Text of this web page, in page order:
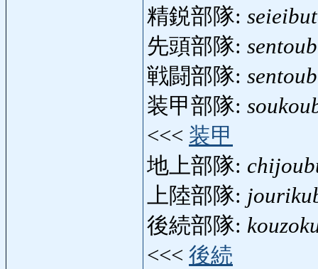
精鋭部隊:
先頭部隊:
戦闘部隊:
装甲部隊:
<<< 装甲
地上部隊:
上陸部隊:
後続部隊:
<<< 後続